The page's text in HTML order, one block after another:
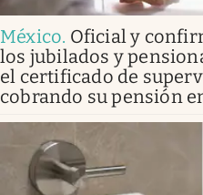
México. Oficial y
los jubilados y
el certificado de
cobrando su pensión